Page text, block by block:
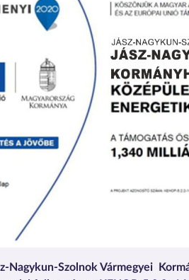
Nagykun-Szolnok Vármegyei